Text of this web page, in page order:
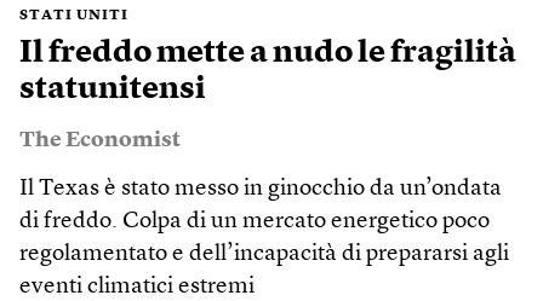
STATI UNITI
Il freddo mette a nudo le fragilità
statunitensi
The Economist
Il Texas è stato messo in ginocchio da un’ondata
di freddo. Colpa di un mercato energetico poco
regolamentato e dell’incapacità di prepararsi agli
eventi climatici estremi